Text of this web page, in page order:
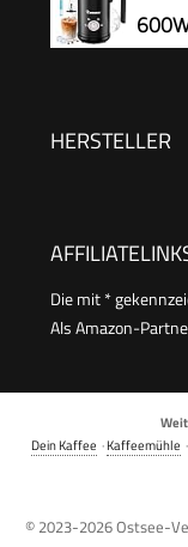
Milchschaum
cromargan
HERSTELLER
Die mit *
Als Amazon-
Dein Kaffee ·Kaffeemühle ·
© 2023-2026Ostsee-